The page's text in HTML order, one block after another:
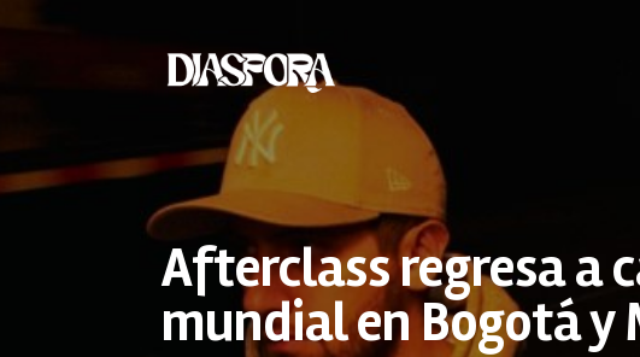
Afterclass regresa a
mundial en Bogotá y